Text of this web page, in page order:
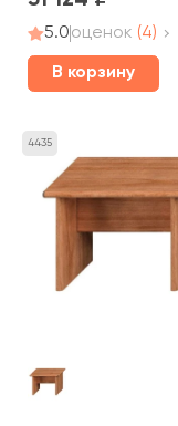
5.0оценок (4)
В корзину
4435